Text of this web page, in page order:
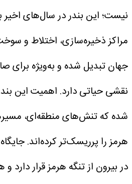
نیست؛ این بندر در سال‌های اخیر
مراکز ذخیره‌سازی، اختلاط و
جهان تبدیل شده و به‌ویژه برای
نقشی حیاتی دارد. اهمیت این
شده که تنش‌های منطقه‌ای،
هرمز را پرریسک‌تر کرده‌اند.
در بیرون از تنگه هرمز قرار دارد